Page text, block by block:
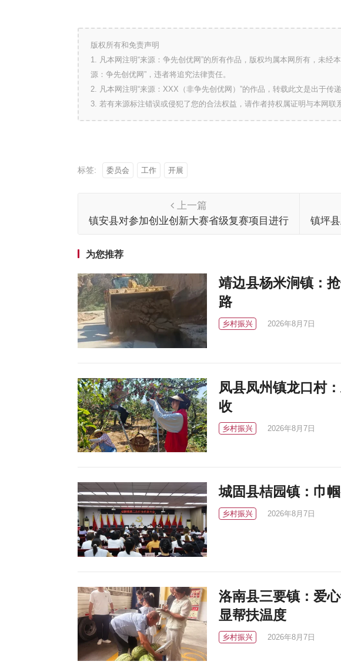
版权所有和免责声明
1. 凡本网注明“来源：争先创优网”的所有作品，版权均属本网所有，未经
源：争先创优网”，违者将追究法律责任。
2. 凡本网注明“来源：XXX（非争先创优网）”的作品，转载此文是出于传
3. 若有来源标注错误或侵犯了您的合法权益，请作者持权属证明与本网联
标签: 委员会 工作 开展
上一篇
镇安县对参加创业创新大赛省级复赛项目进行
镇坪
为您推荐
靖边县杨米涧镇：
路
乡村振兴 2026年8月7日
凤县凤州镇龙口村
收
乡村振兴 2026年8月7日
城固县桔园镇：巾
乡村振兴 2026年8月7日
洛南县三要镇：爱
显帮扶温度
乡村振兴 2026年8月7日